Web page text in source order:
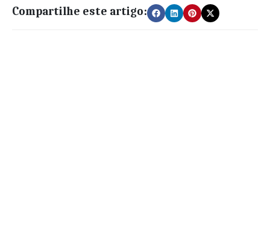
Compartilhe este artigo: